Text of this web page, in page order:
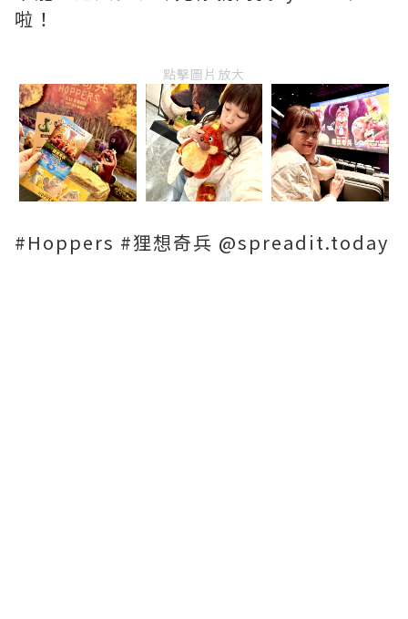
啦！
點擊圖片放大
#Hoppers #狸想奇兵 @spreadit.today